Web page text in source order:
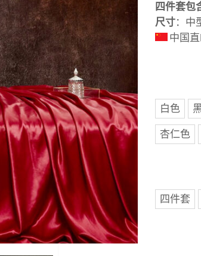
四件套包
尺寸：中
中国
白色
杏仁色
四件套